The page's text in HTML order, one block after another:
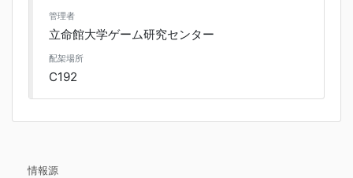
管理者
立命館大学ゲーム研究センター
配架場所
C192
情報源